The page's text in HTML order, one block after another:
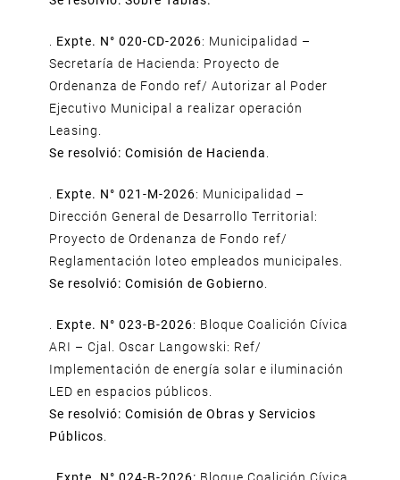
Expte. N° 020-CD-2026: Municipalidad –
Secretaría de Hacienda: Proyecto de
Ordenanza de Fondo ref/ Autorizar al Poder
Ejecutivo Municipal a realizar operación
Leasing.
Se resolvió: Comisión de Hacienda
Expte. N° 021-M-2026: Municipalidad –
Dirección General de Desarrollo Territorial:
Proyecto de Ordenanza de Fondo ref/
Reglamentación loteo empleados municipales.
Se resolvió: Comisión de Gobierno
Expte. N° 023-B-2026: Bloque Coalición Cívica
ARI – Cjal. Oscar Langowski: Ref/
Implementación de energía solar e iluminación
LED en espacios públicos.
Se resolvió: Comisión de Obras y Servicios
Públicos